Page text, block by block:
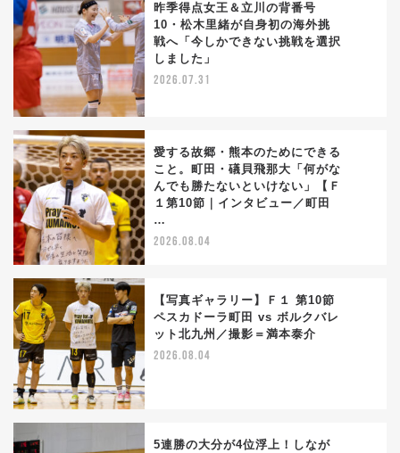
昨季得点女王＆立川の背番号
10・松木里緒が自身初の海外挑
戦へ「今しかできない挑戦を選択
しました」
2026.07.31
愛する故郷・熊本のためにできる
こと。町田・礒貝飛那大「何がな
んでも勝たないといけない」【Ｆ
１第10節｜インタビュー／町田
…
2026.08.04
【写真ギャラリー】Ｆ１ 第10節
ペスカドーラ町田 vs ボルクバレ
ット北九州／撮影＝満本泰介
2026.08.04
5連勝の大分が4位浮上！しなが